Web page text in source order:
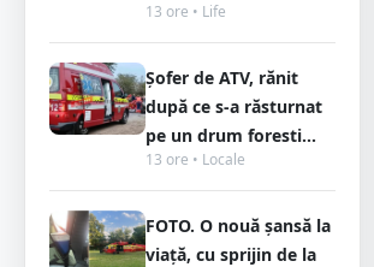
13 ore • Life
Șofer de ATV, rănit
după ce s-a răsturnat
pe un drum foresti...
13 ore • Locale
FOTO. O nouă șansă la
viață, cu sprijin de la